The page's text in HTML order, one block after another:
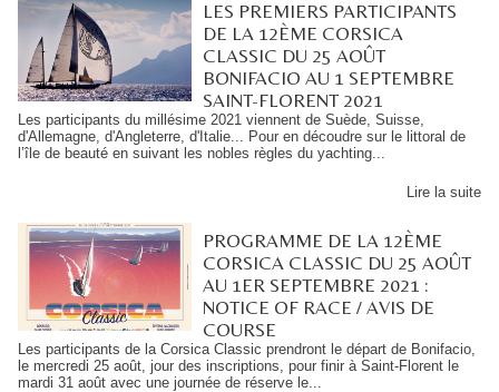
LES PREMIERS PARTICIPANTS
DE LA 12ÈME CORSICA
CLASSIC DU 25 AOÛT
BONIFACIO AU 1 SEPTEMBRE
SAINT-FLORENT 2021
Les participants du millésime 2021 viennent de Suède, Suisse,
d'Allemagne, d'Angleterre, d'Italie... Pour en découdre sur le littoral de
l’île de beauté en suivant les nobles règles du yachting...
Lire la suite
PROGRAMME DE LA 12ÈME
CORSICA CLASSIC DU 25 AOÛT
AU 1ER SEPTEMBRE 2021 :
NOTICE OF RACE / AVIS DE
COURSE
Les participants de la Corsica Classic prendront le départ de Bonifacio,
le mercredi 25 août, jour des inscriptions, pour finir à Saint-Florent le
mardi 31 août avec une journée de réserve le...